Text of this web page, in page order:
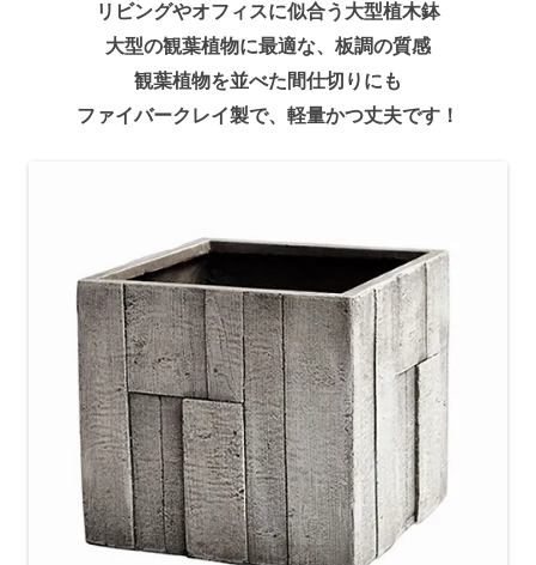
リビングやオフィスに似合う大型植木鉢
大型の観葉植物に最適な、板調の質感
観葉植物を並べた間仕切りにも
ファイバークレイ製で、軽量かつ丈夫です！